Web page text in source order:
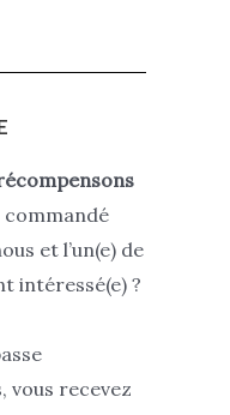
commandé
et l’un(e) de
intéressé(e) ?
vous recevez